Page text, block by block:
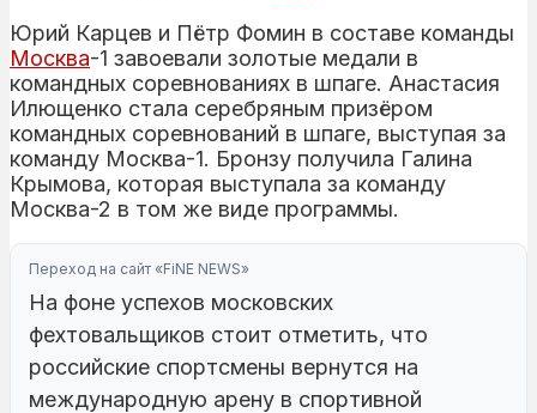
Юрий Карцев и Пётр Фомин в составе команды
Москва-1 завоевали золотые медали в
командных соревнованиях в шпаге. Анастасия
Илющенко стала серебряным призёром
командных соревнований в шпаге, выступая за
команду Москва-1. Бронзу получила Галина
Крымова, которая выступала за команду
Москва-2 в том же виде программы.
Переход на сайт «FiNE NEWS»
На фоне успехов московских
фехтовальщиков стоит отметить, что
российские спортсмены вернутся на
международную арену в спортивной